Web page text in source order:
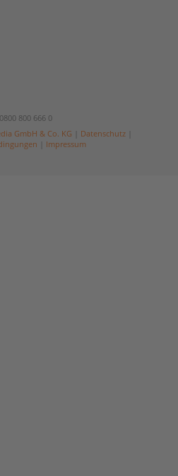
0800 800 666 0
GmbH & Co. KG Datenschutz|
Impressum